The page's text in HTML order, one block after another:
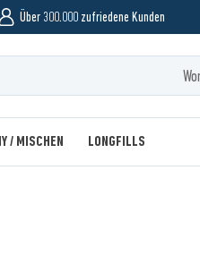
Über 300.000 zufriedene Kunden
/ MISCHEN LONGFILLS